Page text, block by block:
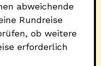
abweichende
Rundreise
ob weitere
erforderlich